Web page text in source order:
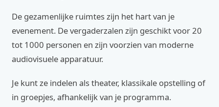
De gezamenlijke ruimtes zijn het hart van je
evenement. De vergaderzalen zijn geschikt voor 20
tot 1000 personen en zijn voorzien van moderne
audiovisuele apparatuur.
Je kunt ze indelen als theater, klassikale opstelling of
in groepjes, afhankelijk van je programma.